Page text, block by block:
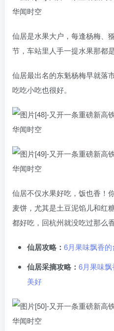
仙居是水果大户，每逢杨梅、
节，车站里人手一提水果那都是
仙居最出名的东魁杨梅早就落
吃吃小吃也很好。
仙居不仅水果好吃，饭也香！
麦饼，尤其是土豆泥馅儿和红
都好吃，回杭州就没吃过那么
仙居攻略： 6月果味飘香
仙居采摘攻略： 6月果味
美好